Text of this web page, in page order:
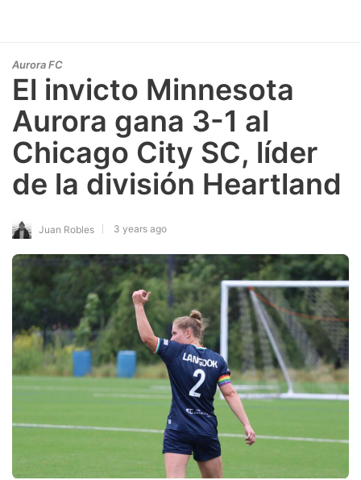
Aurora FC
El invicto Minnesota
Aurora gana 3-1 al
Chicago City SC, líder
de la división Heartland
Juan Robles 3 years ago